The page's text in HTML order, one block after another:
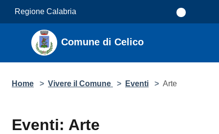
Regione Calabria
Comune di Celico
Home > Vivere il Comune > Eventi > Arte
Eventi: Arte